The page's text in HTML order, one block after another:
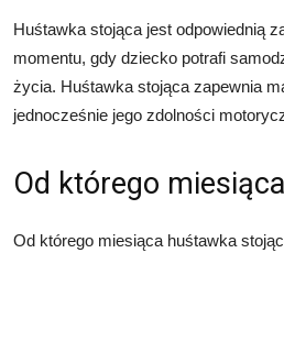
Huśtawka stojąca jest odpowiednią
momentu, gdy dziecko potrafi
życia. Huśtawka stojąca zapewnia
jednocześnie jego zdolności
Od którego
Od którego miesiąca huśtawka